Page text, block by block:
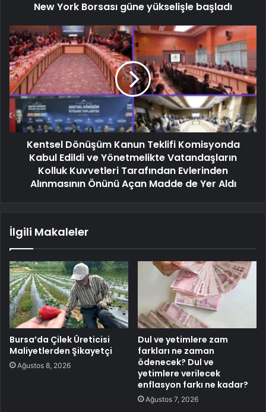
New York Borsası güne yükselişle başladı
Kentsel Dönüşüm Kanun Teklifi Komisyonda
Kabul Edildi ve Yönetmelikte Vatandaşların
Kolluk Kuvvetleri Tarafından Evlerinden
Alınmasının Önünü Açan Madde de Yer Aldı
İlgili Makaleler
Bursa’da Çilek Üreticisi
Maliyetlerden Şikayetçi
Ağustos 8, 2026
Dul ve yetimlere zam
farkları ne zaman
ödenecek? Dul ve
yetimlere verilecek
enflasyon farkı ne kadar?
Ağustos 7, 2026